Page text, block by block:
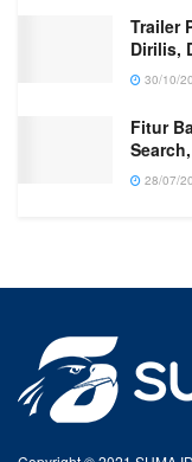
Trailer
Dirilis,
30/10/
Fitur
28/07/